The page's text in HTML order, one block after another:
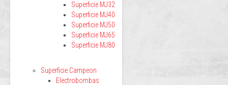
Superficie MJ32
Superficie MJ40
Superficie MJ50
Superficie MJ65
Superficie MJ80
Superficie Campeon
Electrobombas